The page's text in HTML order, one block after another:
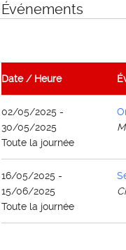
Événements
Date / Heure
02/05/2025 -
30/05/2025
Toute la journée
16/05/2025 -
15/06/2025
Toute la journée